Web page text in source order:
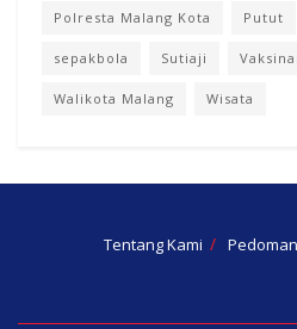
Polresta Malang Kota Putut
sepakbola Sutiaji
Walikota Malang Wisata
Tentang Kami